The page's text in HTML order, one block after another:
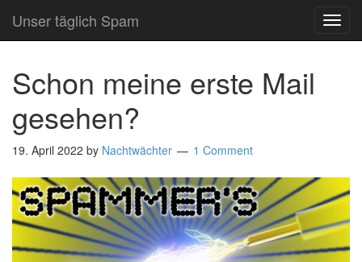
Unser täglich Spam
Schon meine erste Mail
gesehen?
19. April 2022 by Nachtwächter 1 Comment